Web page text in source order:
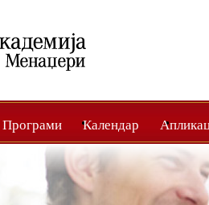
Програми Календар